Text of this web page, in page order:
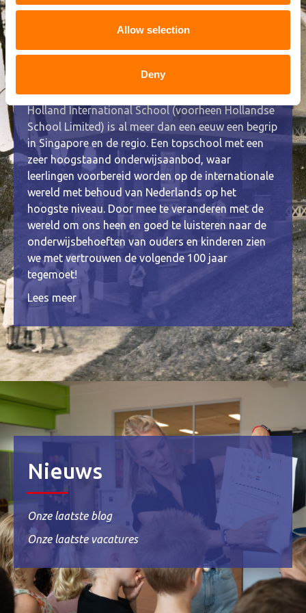
Allow selection
Deny
Onze geschiedenis
Holland International School (voorheen Hollandse
School Limited) is al meer dan een eeuw een begrip
in Singapore en de regio. Een topschool met een
zeer hoogstaand onderwijsaanbod, waar
leerlingen voorbereid worden op de internationale
wereld met behoud van Nederlands op het
hoogste niveau. Door mee te veranderen met de
wereld om ons heen en goed te luisteren naar de
onderwijsbehoeften van ouders en kinderen zien
we met vertrouwen de volgende 100 jaar
tegemoet!
Lees meer
Nieuws
Onze laatste blog
Onze laatste vacatures